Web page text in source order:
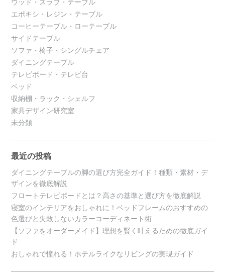
ウッド・スラブ・テーブル
エポキシ・レジン・テーブル
コーヒーテーブル・ローテーブル
サイドテーブル
ソファ・椅子・シングルチェア
ダイニングテーブル
テレビボード・テレビ台
ベッド
収納棚・ラック・シェルフ
家具デザイン研究室
未分類
最近の投稿
ダイニングテーブルの脚の選び方完全ガイド！種類・素材・デ
ザインを徹底解説
フロートテレビボードとは？高さの基準と選び方を徹底解説
寝室のインテリアをおしゃれに！ベッドフレームのおすすめの
色選びと失敗しないカラーコーディネート術
【ソファをオーダーメイド】理想を賢く叶えるための徹底ガイ
ド
おしゃれで憧れる！ホテルライクなリビングの実現ガイド